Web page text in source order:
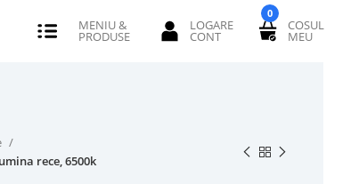
0
rece, 6500k